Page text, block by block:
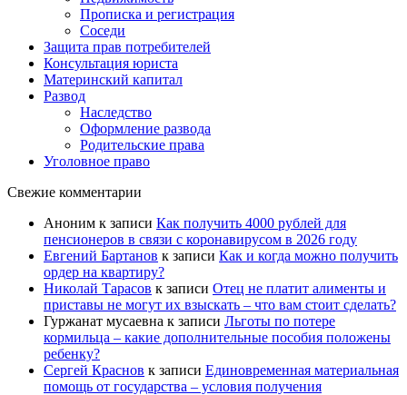
Прописка и регистрация
Соседи
Защита прав потребителей
Консультация юриста
Материнский капитал
Развод
Наследство
Оформление развода
Родительские права
Уголовное право
Свежие комментарии
Аноним к записи Как получить 4000 рублей для
пенсионеров в связи с коронавирусом в 2026 году
Евгений Бартанов к записи Как и когда можно получить
ордер на квартиру?
Николай Тарасов к записи Отец не платит алименты и
приставы не могут их взыскать – что вам стоит сделать?
Гуржанат мусаевна к записи Льготы по потере
кормильца – какие дополнительные пособия положены
ребенку?
Сергей Краснов к записи Единовременная материальная
помощь от государства – условия получения